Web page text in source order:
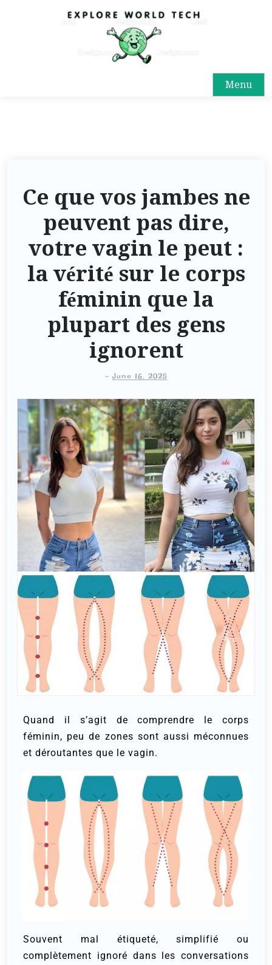
Menu
Ce que vos jambes ne
peuvent pas dire,
votre vagin le peut :
la vérité sur le corps
féminin que la
plupart des gens
ignorent
-June 16, 2025
Quand il s’agit de comprendre le corps
féminin, peu de zones sont aussi méconnues
et déroutantes que le vagin.
Souvent mal étiqueté, simplifié ou
complètement ignoré dans les conversations